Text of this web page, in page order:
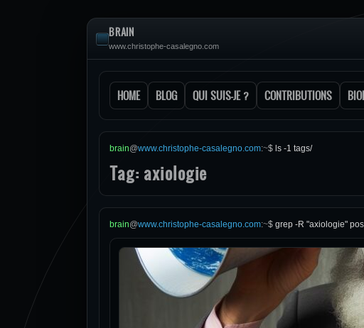
BRAIN
www.christophe-casalegno.com
HOME BLOG QUI SUIS-JE ? CONTRIBUTIONS
brain@www.christophe-casalegno.com:~$ ls -1 tags/
Tag: axiologie
brain@www.christophe-casalegno.com:~$ grep -R "axiologie"